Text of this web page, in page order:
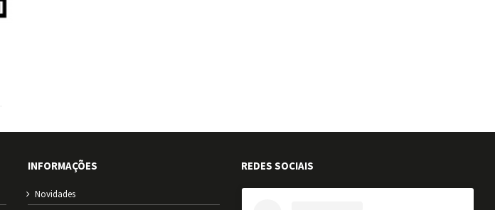
INFORMAÇÕES
Novidades
REDES SOCIAIS